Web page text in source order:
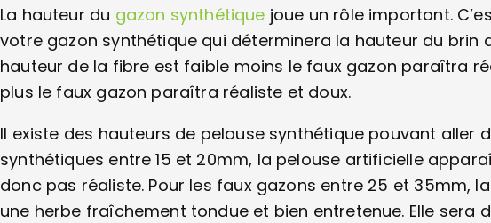
La hauteur du gazon synthétique joue un rôle important.
votre gazon synthétique qui déterminera la hauteur du brin
hauteur de la fibre est faible moins le faux gazon paraîtra
plus le faux gazon paraîtra réaliste et doux.
Il existe des hauteurs de pelouse synthétique pouvant aller
synthétiques entre 15 et 20mm, la pelouse artificielle
donc pas réaliste. Pour les faux gazons entre 25 et 35mm,
une herbe fraîchement tondue et bien entretenue. Elle sera